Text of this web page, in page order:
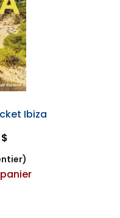
Ibiza